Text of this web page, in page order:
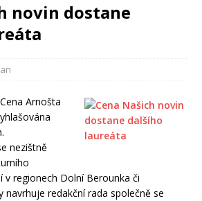
novin dostane
Arnošta
nezištně
v regionech Dolní Berounka či
navrhuje redakční rada společně se